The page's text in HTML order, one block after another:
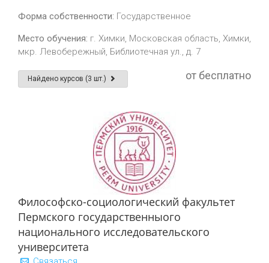
Форма собственности: Государственное
Место обучения: г. Химки, Московская область, Химки,
мкр. Левобережный, Библиотечная ул., д. 7
Найдено курсов (3 шт.) от бесплатно
Философско-социологический факультет
Пермского государственныого
национального исследовательского
университета